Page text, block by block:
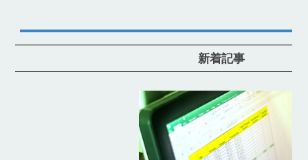
新着記事